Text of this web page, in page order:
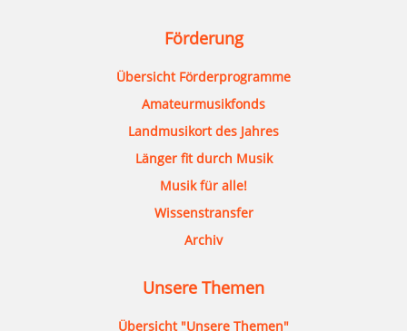
Förderung
Übersicht Förderprogramme
Amateurmusikfonds
Landmusikort des Jahres
Länger fit durch Musik
Musik für alle!
Wissenstransfer
Archiv
Unsere Themen
Übersicht "Unsere Themen"